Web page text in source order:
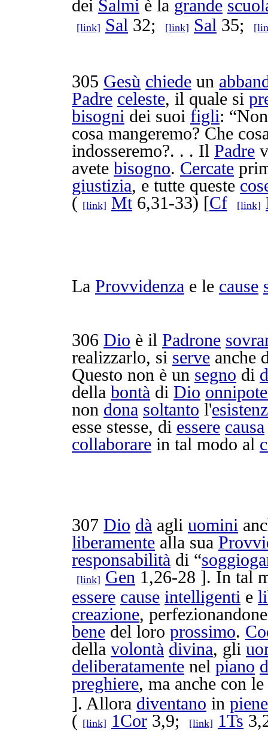
dei Salmi è la grande
[link] Sal 32; [link] Sal 35;
305 Gesù chiede un
Padre celeste, il quale si
bisogni dei suoi figli:
cosa mangeremo? Che
indosseremo?. . . Il Padre
avete bisogno. Cercate
giustizia, e tutte queste
( [link] Mt6,31-33) [Cf [link]
La Provvidenza e le cause
306 Dio è il Padrone
realizzarlo, si serve anche
Questo non è un segno di
della bontà di Dio
non dona soltanto l'
esse stesse, di essere causa
collaborare in tal modo al
307 Dio dà agli uomini
liberamente alla sua
responsabilità di “
[link] Gen 1,26-28 ]. In tal
essere cause intelligenti e
creazione, perfezionandone
bene del loro prossimo.
della volontà divina, gli
deliberatamente nel piano
preghiere, ma anche con
]. Allora diventano in
( [link] 1Cor 3,9; [link] 1Ts